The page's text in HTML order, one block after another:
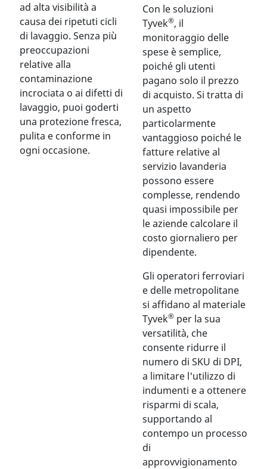
ad alta visibilità a
causa dei ripetuti cicli
di lavaggio. Senza più
preoccupazioni
relative alla
contaminazione
incrociata o ai difetti di
lavaggio, puoi goderti
una protezione fresca,
pulita e conforme in
ogni occasione.
Con le soluzioni
Tyvek®, il
monitoraggio delle
spese è semplice,
poiché gli utenti
pagano solo il prezzo
di acquisto. Si tratta di
un aspetto
particolarmente
vantaggioso poiché le
fatture relative al
servizio lavanderia
possono essere
complesse, rendendo
quasi impossibile per
le aziende calcolare il
costo giornaliero per
dipendente.
Gli operatori ferroviari
e delle metropolitane
si affidano al materiale
Tyvek® per la sua
versatilità, che
consente ridurre il
numero di SKU di DPI,
a limitare l'utilizzo di
indumenti e a ottenere
risparmi di scala,
supportando al
contempo un processo
di
approvvigionamento